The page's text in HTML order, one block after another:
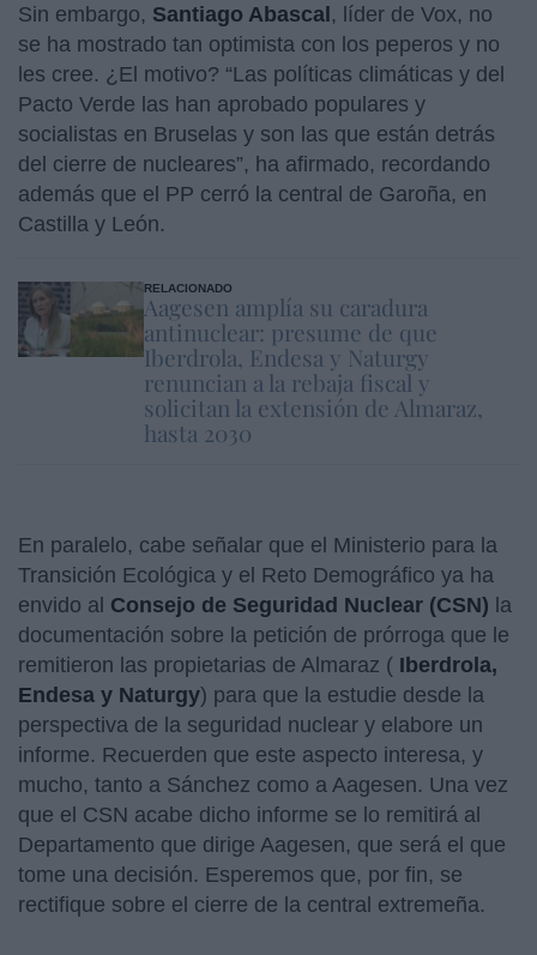
Sin embargo, Santiago Abascal, líder de Vox, no
se ha mostrado tan optimista con los peperos y no
les cree. ¿El motivo? “Las políticas climáticas y del
Pacto Verde las han aprobado populares y
socialistas en Bruselas y son las que están detrás
del cierre de nucleares”, ha afirmado, recordando
además que el PP cerró la central de Garoña, en
Castilla y León.
RELACIONADO
Aagesen amplía su caradura
antinuclear: presume de que
Iberdrola, Endesa y Naturgy
renuncian a la rebaja fiscal y
solicitan la extensión de Almaraz,
hasta 2030
En paralelo, cabe señalar que el Ministerio para la
Transición Ecológica y el Reto Demográfico ya ha
envido al Consejo de Seguridad Nuclear (CSN) la
documentación sobre la petición de prórroga que le
remitieron las propietarias de Almaraz ( Iberdrola,
Endesa y Naturgy) para que la estudie desde la
perspectiva de la seguridad nuclear y elabore un
informe. Recuerden que este aspecto interesa, y
mucho, tanto a Sánchez como a Aagesen. Una vez
que el CSN acabe dicho informe se lo remitirá al
Departamento que dirige Aagesen, que será el que
tome una decisión. Esperemos que, por fin, se
rectifique sobre el cierre de la central extremeña.